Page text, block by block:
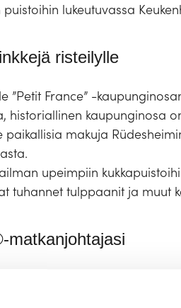
lukeutuvassa
risteilylle
”Petit France” -
historiallinen kaupunginosa
paikallisia makuja
upeimpiin
tuhannet tulppaanit ja muut
matkanjohtajasi